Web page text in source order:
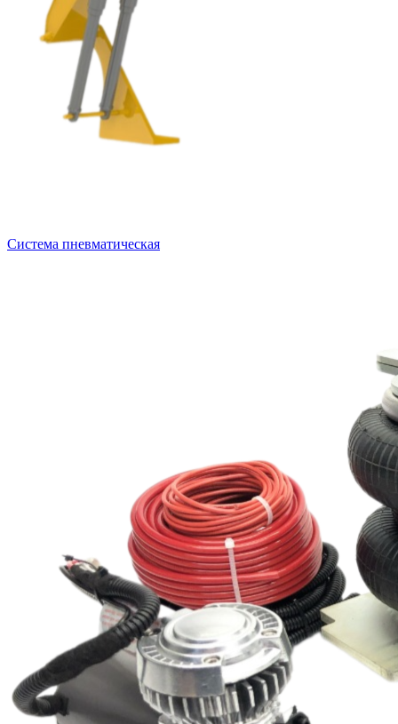
Система пневматическая